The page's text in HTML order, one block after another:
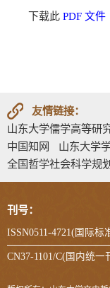
下载此 PDF 文件
友情链接：
山东大学儒学高等研
中国知网
山东大学
全国哲学社会科学规
刊号：
ISSN0511-4721(国际标
CN37-1101/C(国内统一